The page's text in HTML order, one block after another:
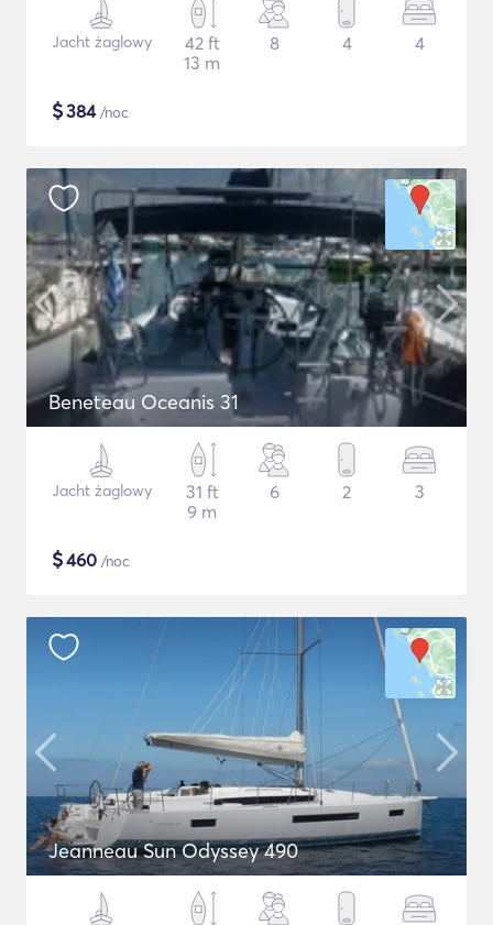
Jacht żaglowy
42 ft
13 m
8 4 4
$384/noc
Beneteau Oceanis 31
Jacht żaglowy
31 ft
9 m
6 2 3
$460 /noc
Jeanneau Sun Odyssey 490